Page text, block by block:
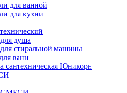
для ванной
для кухни
душа
стиральной машины
ванн
сантехническая Юникорн